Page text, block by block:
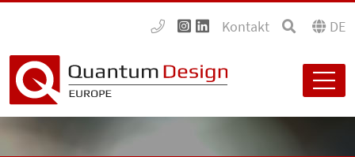
Kontakt DE